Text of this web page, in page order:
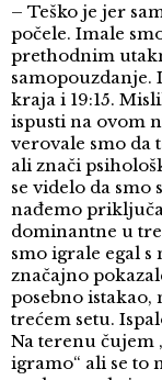
– Teško je jer
počele. Imale
prethodnim
samopouzdanje.
kraja i 19:15.
ispusti na ovom
verovale smo da
ali znači
se videlo da smo
nađemo
dominantne u
smo igrale egal
značajno
posebno istakao,
trećem setu.
Na terenu čujem
igramo“ ali se to